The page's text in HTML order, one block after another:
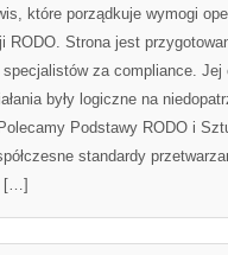
które porządkuje wymogi
RODO. Strona jest
za compliance. Jej
były logiczne na
Podstawy RODO i
standardy
[…]